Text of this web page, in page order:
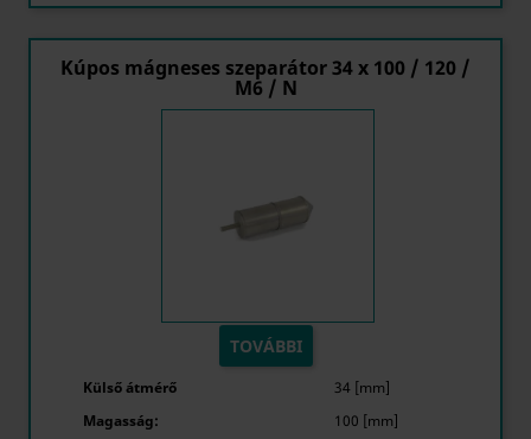
Kúpos mágneses szeparátor 34 x 100 / 120 /
M6 / N
TOVÁBBI
Külső átmérő
34 [mm]
Magasság:
100 [mm]